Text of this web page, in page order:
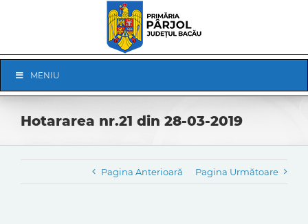
Navigation
MENIU
Hotararea nr.21 din 28-03-2019
Pagina Anterioară Pagina Următoare